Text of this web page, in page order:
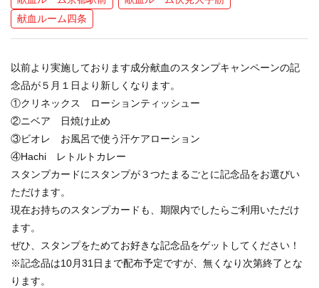
献血ルーム四条
以前より実施しております成分献血のスタンプキャンペーンの記
念品が５月１日より新しくなります。
①クリネックス ローションティッシュー
②ニベア 日焼け止め
③ビオレ お風呂で使う汗ケアローション
④Hachi レトルトカレー
スタンプカードにスタンプが３つたまるごとに記念品をお選びい
ただけます。
現在お持ちのスタンプカードも、期限内でしたらご利用いただけ
ます。
ぜひ、スタンプをためてお好きな記念品をゲットしてください！
※記念品は10月31日まで配布予定ですが、無くなり次第終了とな
ります。